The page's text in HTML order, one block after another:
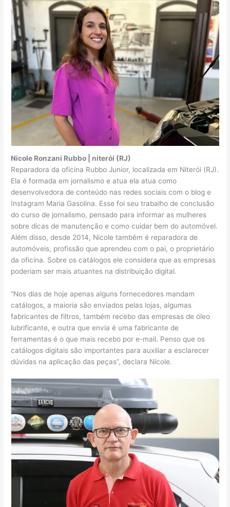
Nicole Ronzani Rubbo | niterói (RJ)
Reparadora da oficina Rubbo Junior, localizada em Niterói (RJ).
Ela é formada em jornalismo e atua ela atua como
desenvolvedora de conteúdo nas redes sociais com o blog e
Instagram Maria Gasolina. Esse foi seu trabalho de conclusão
do curso de jornalismo, pensado para informar as mulheres
sobre dicas de manutenção e como cuidar bem do automóvel.
Além disso, desde 2014, Nicole também é reparadora de
automóveis, profissão que aprendeu com o pai, o proprietário
da oficina. Sobre os catálogos ele considera que as empresas
poderiam ser mais atuantes na distribuição digital.
“Nos dias de hoje apenas alguns fornecedores mandam
catálogos, a maioria são enviados pelas lojas, algumas
fabricantes de filtros, também recebo das empresas de óleo
lubrificante, e outra que envia é uma fabricante de
ferramentas é o que mais recebo por e-mail. Penso que os
catálogos digitais são importantes para auxiliar a esclarecer
dúvidas na aplicação das peças”, declara Nicole.